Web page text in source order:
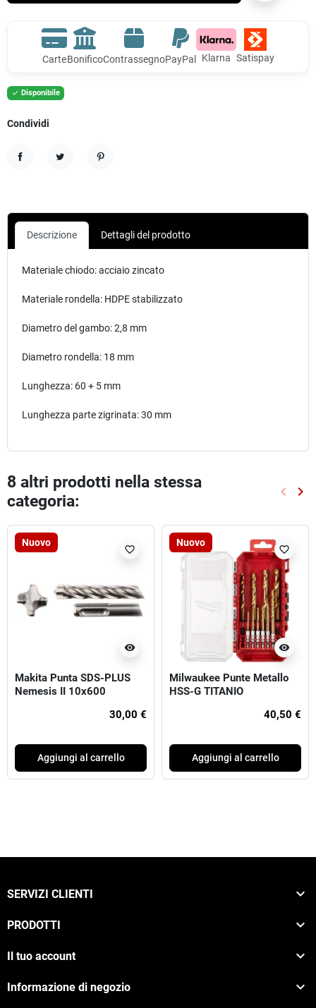
CarteBonificoContrassegnoPayPal Klarna Satispay
 Disponibile
Condividi
Descrizione Dettagli del prodotto
Materiale chiodo: acciaio zincato
Materiale rondella: HDPE stabilizzato
Diametro del gambo: 2,8 mm
Diametro rondella: 18 mm
Lunghezza: 60 + 5 mm
Lunghezza parte zigrinata: 30 mm
8 altri prodotti nella stessa
categoria:
keyboard_arrow_left keyboard_arrow_right
Nuovo
visibility
favorite_border
Makita Punta SDS-PLUS
Nemesis II 10x600
30,00 €
Aggiungi al carrello
Nuovo
visibility
favorite_border
Milwaukee Punte Metallo
HSS-G TITANIO
40,50 €
Aggiungi al carrello
SERVIZI CLIENTI 
PRODOTTI 
Il tuo account 
Informazione di negozio 